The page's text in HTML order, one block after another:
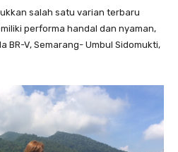
salah satu varian terbaru
performa handal dan nyaman,
BR-V, Semarang- Umbul Sidomukti,